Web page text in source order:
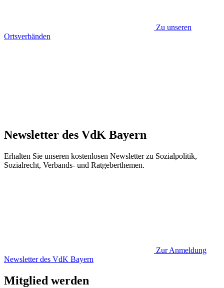
Zu unseren
Ortsverbänden
Newsletter des VdK Bayern
Erhalten Sie unseren kostenlosen Newsletter zu Sozialpolitik,
Sozialrecht, Verbands- und Ratgeberthemen.
Zur Anmeldung
Newsletter des VdK Bayern
Mitglied werden